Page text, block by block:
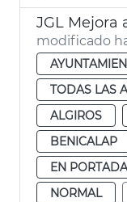
JGL Mejora
modificado
TODAS LAS
ALGIROS
BENICALAP
EN PORTADA
NORMAL